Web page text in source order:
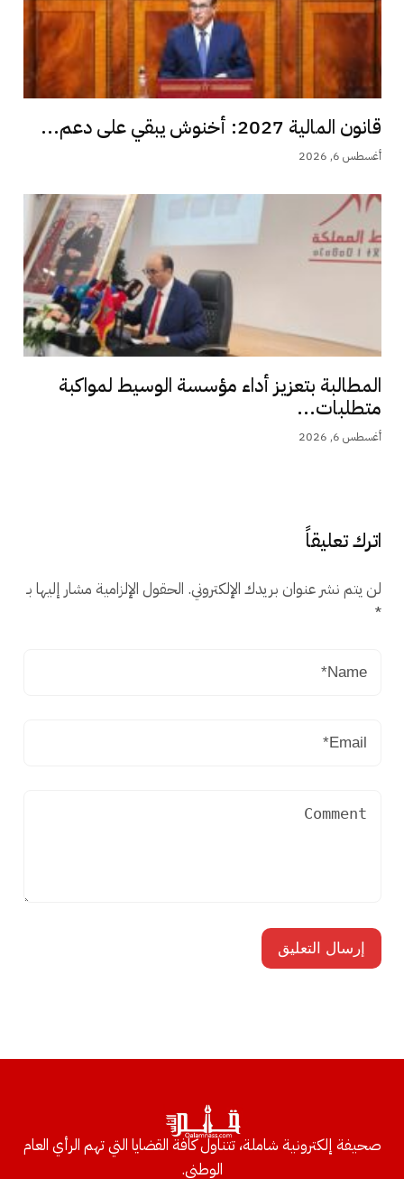
قانون المالية 2027: أخنوش يبقي على دعم...
أغسطس 6, 2026
المطالبة بتعزيز أداء مؤسسة الوسيط لمواكبة
متطلبات...
أغسطس 6, 2026
اترك تعليقاً
لن يتم نشر عنوان بريدك الإلكتروني. الحقول الإلزامية مشار إليها بـ
*
صحيفة إلكترونية شاملة، تتناول كافة القضايا التي تهم الرأي العام
الوطني.